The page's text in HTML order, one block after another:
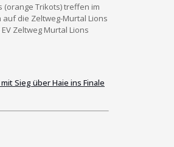
(orange Trikots) treffen im
die Zeltweg-Murtal Lions
Zeltweg Murtal Lions
Sieg über Haie ins Finale